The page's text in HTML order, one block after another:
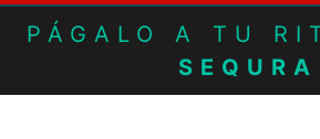
PÁGALO A TU
SEQURA